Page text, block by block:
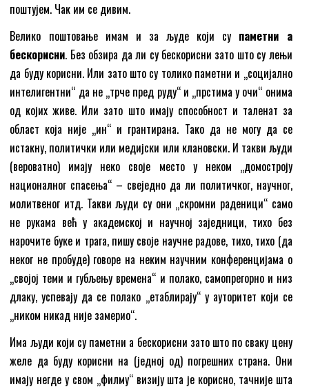
поштујем. Чак им се дивим.
Велико поштовање имам и за људе који су паметни а
бескорисни. Без обзира да ли су бескорисни зато што су лењи
да буду корисни. Или зато што су толико паметни и „социјално
интелигентни“ да не „трче пред руду“ и „прстима у очи“ онима
од којих живе. Или зато што имају способност и таленат за
област која није „ин“ и грантирана. Тако да не могу да се
истакну, политички или медијски или клановски. И такви људи
(вероватно) имају неко своје место у неком „домостроју
националног спасења“ – свеједно да ли политичког, научног,
молитвеног итд. Такви људи су они „скромни раденици“ само
не рукама већ у академској и научној заједници, тихо без
нарочите буке и трага, пишу своје научне радове, тихо, тихо (да
неког не пробуде) говоре на неким научним конференцијама о
„својој теми и губљењу времена“ и полако, самопрегорно и низ
длаку, успевају да се полако „етаблирају“ у ауторитет који се
„ником никад није замерио“.
Има људи који су паметни а бескорисни зато што по сваку цену
желе да буду корисни на (једној од) погрешних страна. Они
имају негде у свом „филму“ визију шта је корисно, тачније шта